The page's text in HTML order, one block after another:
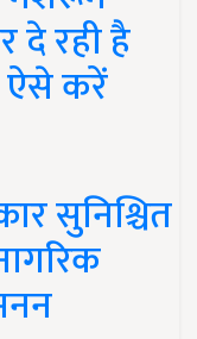
दे रही है
ऐसे करें
सुनिश्चित